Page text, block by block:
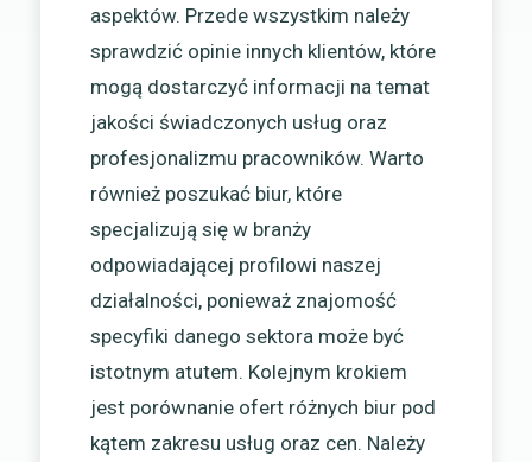
aspektów. Przede wszystkim należy
sprawdzić opinie innych klientów, które
mogą dostarczyć informacji na temat
jakości świadczonych usług oraz
profesjonalizmu pracowników. Warto
również poszukać biur, które
specjalizują się w branży
odpowiadającej profilowi naszej
działalności, ponieważ znajomość
specyfiki danego sektora może być
istotnym atutem. Kolejnym krokiem
jest porównanie ofert różnych biur pod
kątem zakresu usług oraz cen. Należy